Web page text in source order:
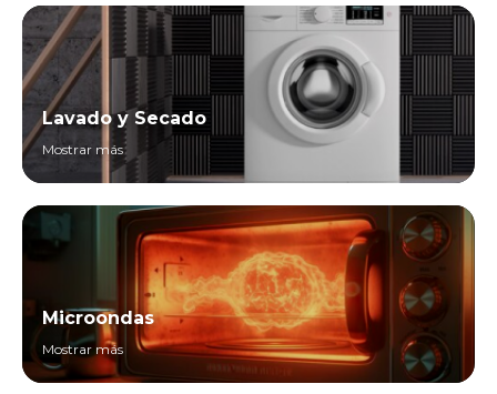
Lavado y Secado
Mostrar más
Microondas
Mostrar más